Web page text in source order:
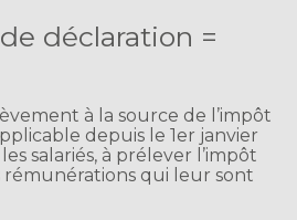
déclaration =
à la source de l’impôt
depuis le 1er janvier
salariés, à prélever l’impôt
qui leur sont